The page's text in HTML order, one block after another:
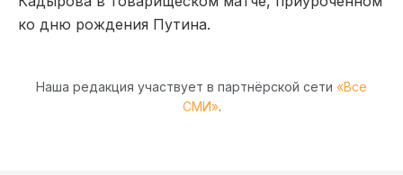
ко дню рождения Путина.
Наша редакция участвует в партнёрской сети «Все
СМИ».